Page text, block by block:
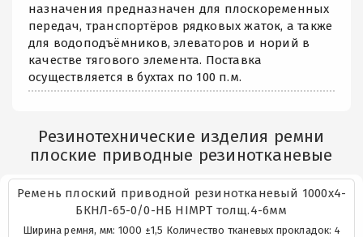
назначения предназначен для плоскоременных
передач, транспортёров рядковых жаток, а также
для водоподъёмников, элеваторов и норий в
качестве тягового элемента. Поставка
осуществляется в бухтах по 100 п.м.
Резинотехнические изделия ремни
плоские приводные резинотканевые
Ремень плоский приводной резинотканевый 1000х4-
БКНЛ-65-0/0-НБ HIMPT толщ.4-6мм
Ширина ремня, мм: 1000 ±1,5 Количество тканевых прокладок: 4